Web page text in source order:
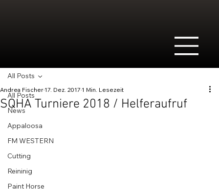
All Posts
News
Appaloosa
FM WESTERN
Cutting
Reininig
Paint Horse
All Posts
SQHA Turniere 2018 / Helferaufruf
Andrea Fischer 17. Dez. 2017 1 Min. Lesezeit